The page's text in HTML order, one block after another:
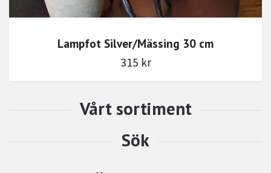
Lampfot Silver/Mässing 30 cm
315 kr